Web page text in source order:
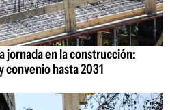
jornada en la construcción:
convenio hasta 2031